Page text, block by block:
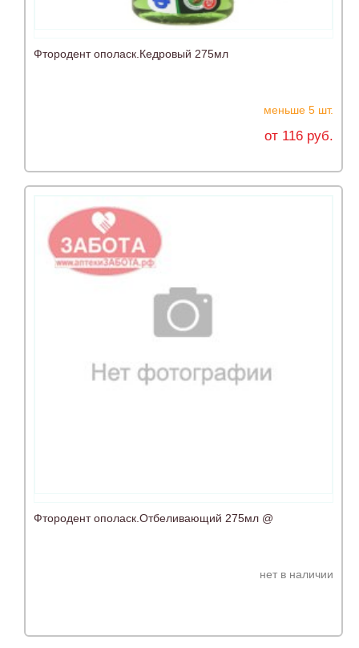
Фтородент ополаск.Кедровый 275мл
меньше 5 шт.
от 116 руб.
Фтородент ополаск.Отбеливающий 275мл @
нет в наличии